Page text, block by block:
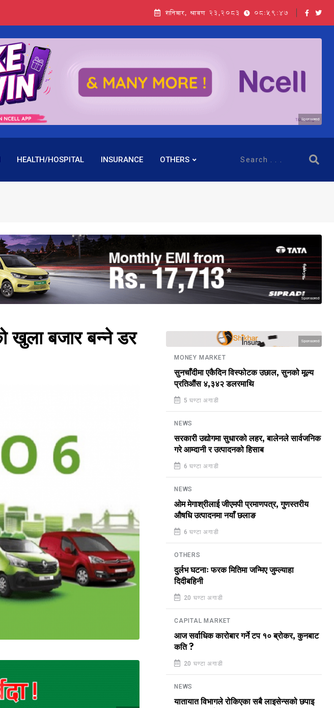
शनिबार, श्रावण २३,२०८३ 08:59:48
Sponsored
HEALTH/HOSPITAL INSURANCE OTHERS
Sponsored
खुला बजार बन्ने डर Sponsored
MONEY MARKET
सुनचाँदीमा एकैदिन विस्फोटक उछाल, सुनको मूल्य
प्रतिऔंस ४,३४२ डलरमाथि
5 घण्टा अगाडी
NEWS
सरकारी उद्योगमा सुधारको लहर, बालेनले सार्वजनिक
गरे आम्दानी र उत्पादनको हिसाब
6 घण्टा अगाडी
NEWS
ओम मेगाश्रीलाई जीएमपी प्रमाणपत्र, गुणस्तरीय
औषधि उत्पादनमा नयाँ छलाङ
6 घण्टा अगाडी
OTHERS
दुर्लभ घटनाः फरक मितिमा जन्मिए जुम्ल्याहा
दिदीबहिनी
20 घण्टा अगाडी
CAPITAL MARKET
आज सर्वाधिक कारोबार गर्ने टप १० ब्रोकर, कुनबाट
कति ?
20 घण्टा अगाडी
NEWS
यातायात विभागले रोकिएका सबै लाइसेन्सको छपाइ